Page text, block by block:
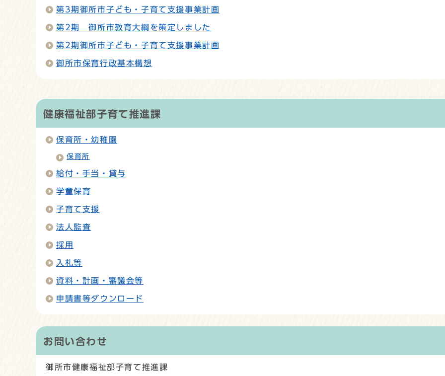
第3期御所市子ども・子育て支援事業計画
第2期 御所市教育大綱を策定しました
第2期御所市子ども・子育て支援事業計画
御所市保育行政基本構想
健康福祉部子育て推進課
保育所・幼稚園
保育所
給付・手当・貸与
学童保育
子育て支援
法人監査
採用
入札等
資料・計画・審議会等
申請書等ダウンロード
お問い合わせ
御所市健康福祉部子育て推進課